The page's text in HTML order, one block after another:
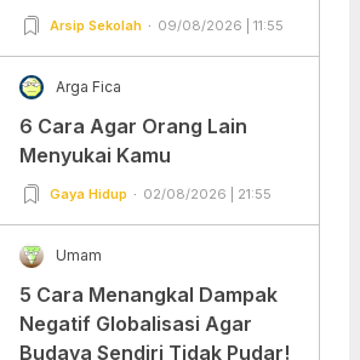
Arsip Sekolah 09/08/2026 | 11:55
Arga Fica
6 Cara Agar Orang Lain
Menyukai Kamu
Gaya Hidup 02/08/2026 | 21:55
Umam
5 Cara Menangkal Dampak
Negatif Globalisasi Agar
Budaya Sendiri Tidak Pudar!